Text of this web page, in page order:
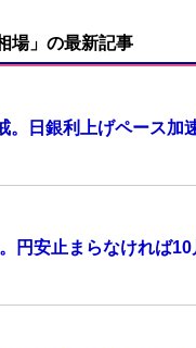
場」の最新記事
。日銀利上げペース加
円安止まらなければ10